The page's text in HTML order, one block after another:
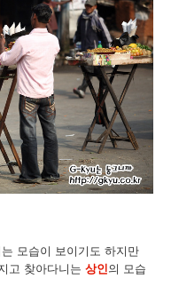
모습이 보이기도 하지만
고 찾아다니는 상인의 모습